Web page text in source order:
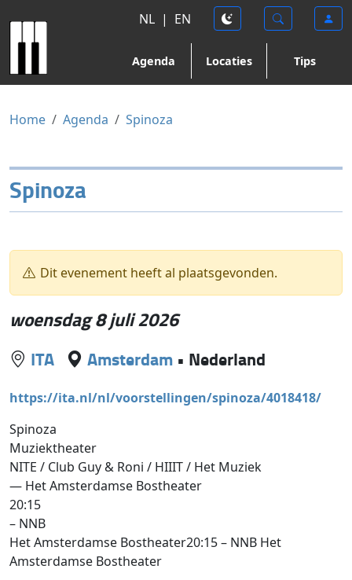
NL | EN
Agenda Locaties Tips
Home Agenda Spinoza
Spinoza
Dit evenement heeft al plaatsgevonden.
woensdag 8 juli 2026
ITA Amsterdam • Nederland
https://ita.nl/nl/voorstellingen/spinoza/4018418/
Spinoza
Muziektheater
NITE / Club Guy & Roni / HIIIT / Het Muziek
— Het Amsterdamse Bostheater
20:15
– NNB
Het Amsterdamse Bostheater20:15 – NNB Het
Amsterdamse Bostheater